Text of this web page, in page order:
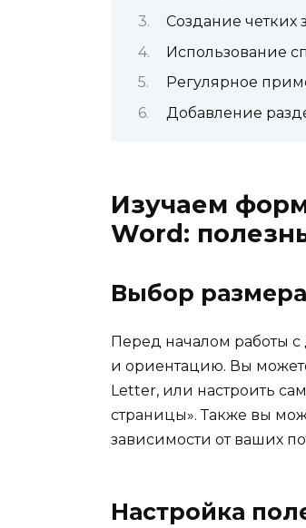
Создание четких
Использование
Регулярное
Добавление
Изучаем
Word:
Выбор
Перед началом работы
и ориентацию. Вы
Letter, или настроить
страницы». Также вы
зависимости от ваших
Настройка